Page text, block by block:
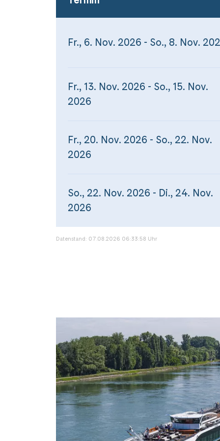
Fr., 6. Nov. 2026 - So., 8. Nov.
Fr., 13. Nov. 2026 - So., 15. Nov.
2026
Fr., 20. Nov. 2026 - So., 22. Nov.
2026
So., 22. Nov. 2026 - Di., 24. Nov.
2026
Datenstand: 07.08.2026 06:33:58 Uhr